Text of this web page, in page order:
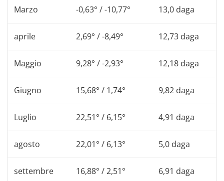
Marzo -0,63° / -10,77° 13,0 daga
aprile 2,69° / -8,49° 12,73 daga
Maggio 9,28° / -2,93° 12,18 daga
Giugno 15,68° / 1,74° 9,82 daga
Luglio 22,51° / 6,15° 4,91 daga
agosto 22,01° / 6,13° 5,0 daga
settembre 16,88° / 2,51° 6,91 daga